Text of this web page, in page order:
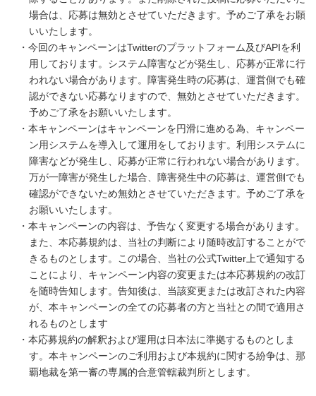
場合は、応募は無効とさせていただきます。予めご了承をお願
いいたします。
・今回のキャンペーンはTwitterのプラットフォーム及びAPIを利
用しております。システム障害などが発生し、応募が正常に行
われない場合があります。障害発生時の応募は、運営側でも確
認ができない応募なりますので、無効とさせていただきます。
予めご了承をお願いいたします。
・本キャンペーンはキャンペーンを円滑に進める為、キャンペー
ン用システムを導入して運用をしております。利用システムに
障害などが発生し、応募が正常に行われない場合があります。
万が一障害が発生した場合、障害発生中の応募は、運営側でも
確認ができないため無効とさせていただきます。予めご了承を
お願いいたします。
・本キャンペーンの内容は、予告なく変更する場合があります。
また、本応募規約は、当社の判断により随時改訂することがで
きるものとします。この場合、当社の公式Twitter上で通知する
ことにより、キャンペーン内容の変更または本応募規約の改訂
を随時告知します。告知後は、当該変更または改訂された内容
が、本キャンペーンの全ての応募者の方と当社との間で適用さ
れるものとします
・本応募規約の解釈および運用は日本法に準拠するものとしま
す。本キャンペーンのご利用および本規約に関する紛争は、那
覇地裁を第一審の専属的合意管轄裁判所とします。